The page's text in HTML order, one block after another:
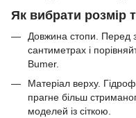
Як вибрати розмір
Довжина стопи. Перед
сантиметрах і
Bumer.
Матеріал верху.
прагне більш
моделей із сіткою.